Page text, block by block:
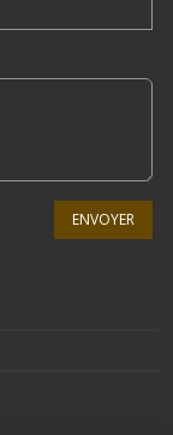
ENVOYER